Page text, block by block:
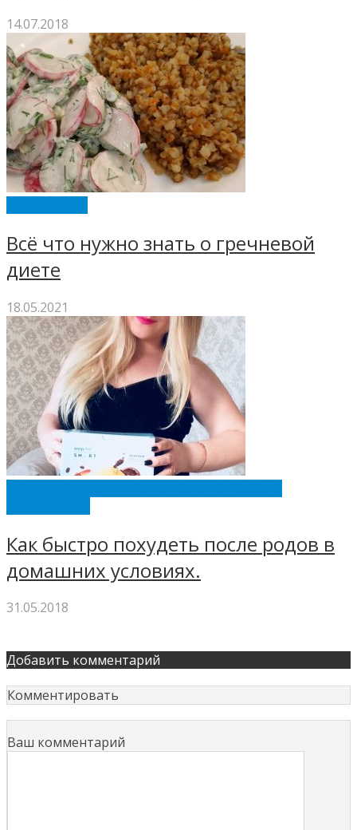
14.07.2018
Всё что нужно знать о гречневой
диете
18.05.2021
Как быстро похудеть после родов в
домашних условиях.
31.05.2018
Добавить комментарий
Комментировать
Ваш комментарий